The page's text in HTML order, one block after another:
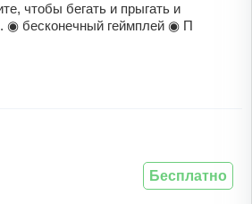
чтобы бегать и прыгать и
◉ бесконечный геймплей ◉ П
Бесплатно